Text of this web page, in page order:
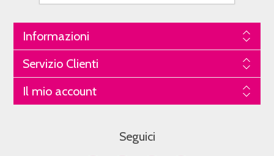
Informazioni
Servizio Clienti
Il mio account
Seguici